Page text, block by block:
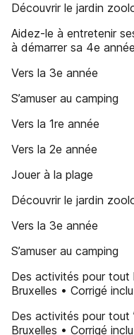
Découvrir le jardin
Aidez-le à entretenir
à démarrer sa 4e
Vers la 3e année
S’amuser au camping
Vers la 1re année
Vers la 2e année
Jouer à la plage
Découvrir le jardin
Vers la 3e année
S’amuser au camping
Des activités pour tout
Bruxelles • Corrigé
Des activités pour tout
Bruxelles • Corrigé